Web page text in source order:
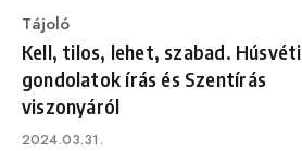
Category
Tájoló
Kell, tilos, lehet, szabad. Húsvéti
gondolatok írás és Szentírás
viszonyáról
Published
2024.03.31.